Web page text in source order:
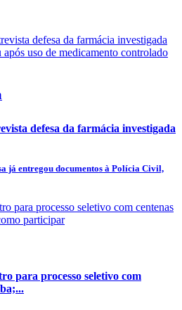
defesa da farmácia investigada
já entregou documentos à Polícia Civil,
para processo seletivo com